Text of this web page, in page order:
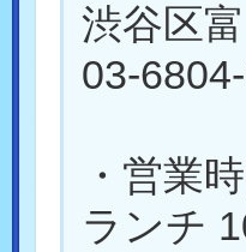
渋谷区
03-
・営業
ランチ